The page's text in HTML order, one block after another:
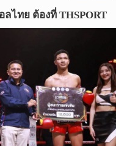
ไทย ต้องที่ THSPORT